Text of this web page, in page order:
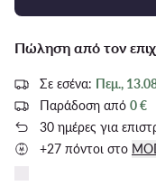
Πώληση από τον
Σε εσένα: Πεμ.,
Παράδοση από 0 €
30 ημέρες για
+27 πόντοι στο